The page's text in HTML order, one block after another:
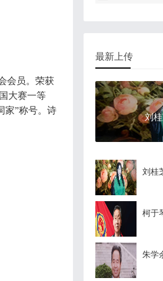
会员。荣获
大赛一等
家”称号。诗
最新上传
刘
刘桂
柯于
朱学